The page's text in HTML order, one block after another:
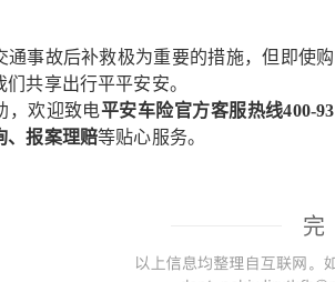
通事故后补救极为重要的措施，但即使
共享出行平平安安。
，欢迎致电平安车险官方客服热线400-
、报案理赔等贴心服务。
完